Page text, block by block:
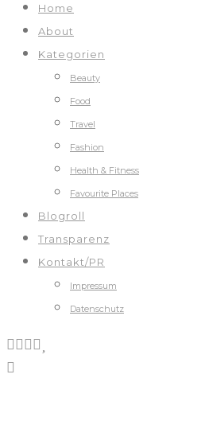
Home
About
Kategorien
Beauty
Food
Travel
Fashion
Health & Fitness
Favourite Places
Blogroll
Transparenz
Kontakt/PR
Impressum
Datenschutz